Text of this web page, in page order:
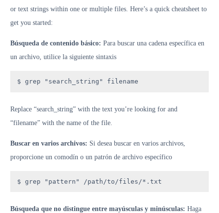
or text strings within one or multiple files. Here’s a quick cheatsheet to
get you started:
Búsqueda de contenido básico: Para buscar una cadena específica en
un archivo, utilice la siguiente sintaxis
$ grep "search_string" filename
Replace “search_string” with the text you’re looking for and
“filename” with the name of the file.
Buscar en varios archivos: Si desea buscar en varios archivos,
proporcione un comodín o un patrón de archivo específico
$ grep "pattern" /path/to/files/*.txt
Búsqueda que no distingue entre mayúsculas y minúsculas: Haga